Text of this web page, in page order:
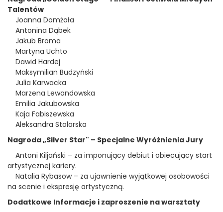
Talentów
Joanna Domżała
Antonina Dąbek
Jakub Broma
Martyna Uchto
Dawid Hardej
Maksymilian Budzyński
Julia Karwacka
Marzena Lewandowska
Emilia Jakubowska
Kaja Fabiszewska
Aleksandra Stolarska
Nagroda „Silver Star" – Specjalne Wyróżnienia Jury
Antoni Kiljański – za imponujący debiut i obiecujący start
artystycznej kariery.
Natalia Rybasow – za ujawnienie wyjątkowej osobowości
na scenie i ekspresję artystyczną.
Dodatkowe Informacje i zaproszenie na warsztaty